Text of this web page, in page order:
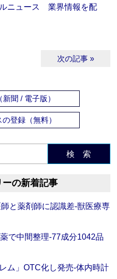
ニュース 業界情報を配
次の記事 »
聞 / 電子版）
登録（無料）
検 索
ーの新着記事
と薬剤師に認識差‐獣医療専
で中間整理‐77成分1042品
ム」OTC化し発売‐体内時計